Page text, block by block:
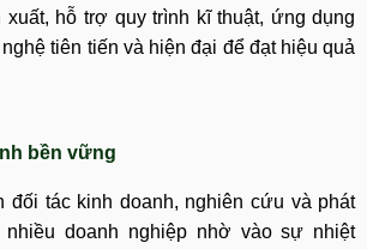
xuất, hỗ trợ quy trình kĩ thuật, ứng dụng
tiên tiến và hiện đại để đạt hiệu quả
bền vững
đối tác kinh doanh, nghiên cứu và phát
nhiều doanh nghiệp nhờ vào sự nhiệt